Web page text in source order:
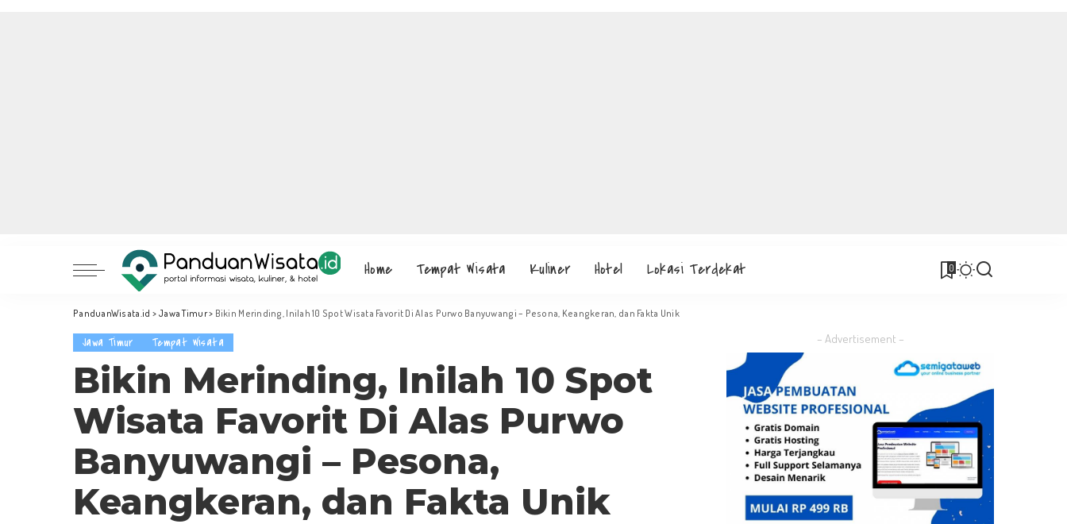
Home Tempat Wisata Kuliner Hotel Lokasi Terdekat 0
PanduanWisata.id > Jawa Timur> Bikin Merinding, Inilah 10 Spot Wisata Favorit Di Alas Purwo Banyuwangi – Pesona, Keangkeran, dan Fakta Unik
Jawa Timur Tempat Wisata
Bikin Merinding, Inilah 10 Spot
Wisata Favorit Di Alas Purwo
Banyuwangi – Pesona,
Keangkeran, dan Fakta Unik
– Advertisement –